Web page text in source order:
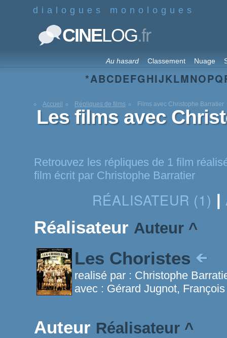
dialogues monologues
CINELOG.fr
Au hasard Classement Nuage
*ABCDEFGHIJKLMNOPQ
Accueil Répliques de films Films avec Christophe Barratier
Les films avec
Retrouvez les répliques de 1 film
film écrit par Christophe Barratier
RÉALISATEUR (1)
Réalisateur Auteur ^
Les Choristes
realisé par : Christophe
avec : Gérard Jugnot,
Auteur Réalisateur ^